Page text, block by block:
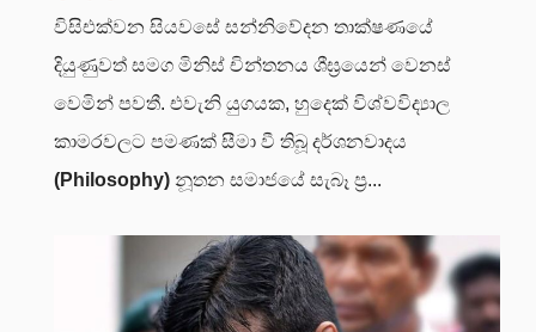
විසිඑක්වන සියවසේ සන්නිවේදන තාක්ෂණයේ
දියුණුවත් සමග මිනිස් චින්තනය ශීඝ්‍රයෙන් වෙනස්
වෙමින් පවතී. එවැනි යුගයක, හුදෙක් විශ්වවිද්‍යාල
කාමරවලට පමණක් සීමා වී තිබූ දර්ශනවාදය
(Philosophy) නූතන සමාජයේ සැබෑ ප්‍ර...